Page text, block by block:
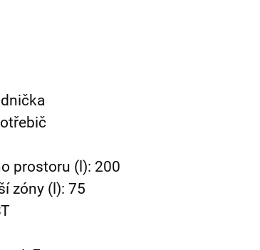
prostoru (l): 200
zóny (l): 75